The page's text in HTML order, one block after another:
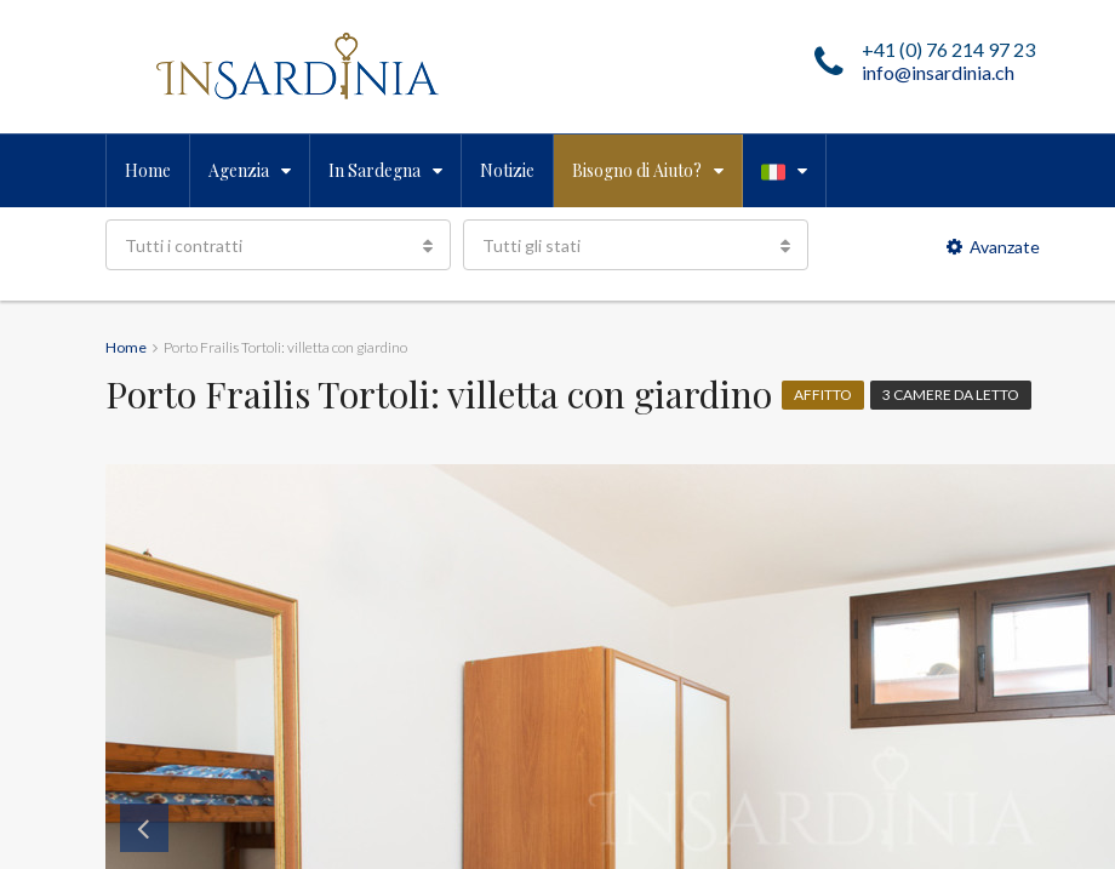
+41 (0) 76 214 97 23
info@insardinia.ch
Home Agenzia In Sardegna Notizie Bisogno di Aiuto?
Tutti i contratti Tutti gli stati Avanzate
Home Porto Frailis Tortoli: villetta con giardino
Porto Frailis Tortoli: villetta con giardino AFFITTO 3 CAMERE DA LETTO